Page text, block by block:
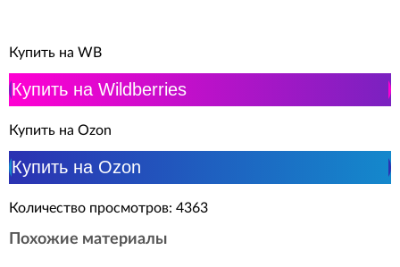
Купить на WB
Купить на Wildberries
Купить на Ozon
Купить на Ozon
Количество просмотров: 4363
Похожие материалы